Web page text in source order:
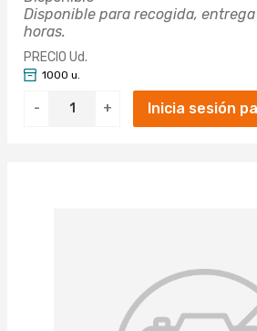
Disponible para recogida,
horas.
PRECIO Ud.
- +
1000 u.
Inicia sesión